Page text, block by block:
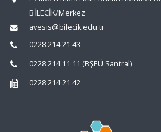
BİLECİK/Merkez
avesis@bilecik.edu.tr
0228 214 21 43
0228 214 11 11 (BŞEÜ Santral)
0228 214 21 42